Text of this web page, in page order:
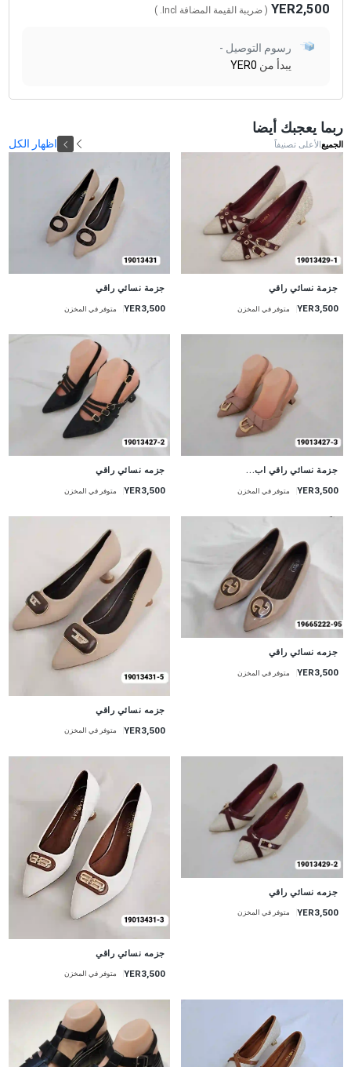
YER2,500 ( ضريبة القيمة المضافة Incl.
)
رسوم التوصيل -
يبدأ من YER0
ربما يعجبك أيضا
الجميع الأعلى تصنيفاً اظهار الكل
جزمة نسائي راقي
YER3,500 متوفر في المخزن
جزمة نسائي راقي
YER3,500 متوفر في المخزن
جزمة نسائي راقي اب...
YER3,500 متوفر في المخزن
جزمه نسائي راقي
YER3,500 متوفر في المخزن
جزمه نسائي راقي
YER3,500 متوفر في المخزن
جزمه نسائي راقي
YER3,500 متوفر في المخزن
جزمه نسائي راقي
YER3,500 متوفر في المخزن
جزمه نسائي راقي
YER3,500 متوفر في المخزن